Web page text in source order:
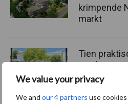
We value your privacy
We and our 4 partners use
krimpende
markt
Tien
een